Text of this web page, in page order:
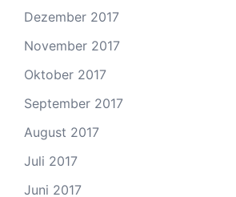
Dezember 2017
November 2017
Oktober 2017
September 2017
August 2017
Juli 2017
Juni 2017